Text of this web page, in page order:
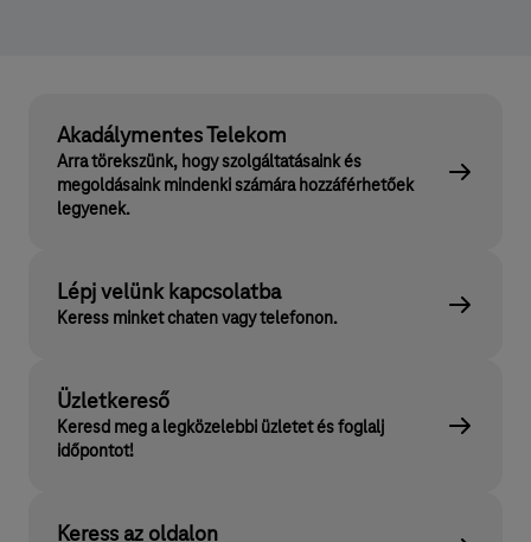
Akadálymentes Telekom
Arra törekszünk, hogy szolgáltatásaink és
megoldásaink mindenki számára hozzáférhetőek
legyenek.
Lépj velünk kapcsolatba
Keress minket chaten vagy telefonon.
Üzletkereső
Keresd meg a legközelebbi üzletet és foglalj
időpontot!
Keress az oldalon